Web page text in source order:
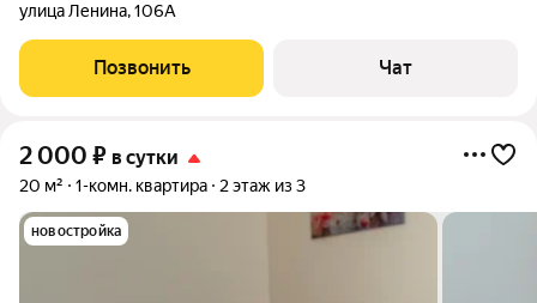
улица Ленина,106А
Позвонить Чат
2 000 ₽ в сутки
20 м² 1-комн. квартира 2 этаж из 3
новостройка